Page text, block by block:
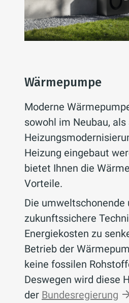
Wärmepumpe
Moderne
sowohl im Neubau,
Heizung eingebaut
bietet Ihnen die
Vorteile.
Die umweltschonende
zukunftssichere
Energiekosten zu
Betrieb der
keine fossilen
Deswegen wird diese
der Bundesregierung